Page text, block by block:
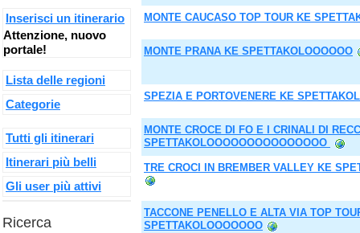
MONTE CAUCASO TOP TOUR KE
MONTE PRANA KE SPETTAKOLOOOOOO
SPEZIA E PORTOVENERE KE
MONTE CROCE DI FO E I CRINALI DI
SPETTAKOLOOOOOOOOOOOOOOO
TRE CROCI IN BREMBER VALLEY KE
TACCONE PENELLO E ALTA VIA TOP
SPETTAKOLOOOOOOO
Inserisci un itinerario
Attenzione, nuovo
portale!
Lista delle regioni
Categorie
Tutti gli itinerari
Itinerari più belli
Gli user più attivi
Ricerca